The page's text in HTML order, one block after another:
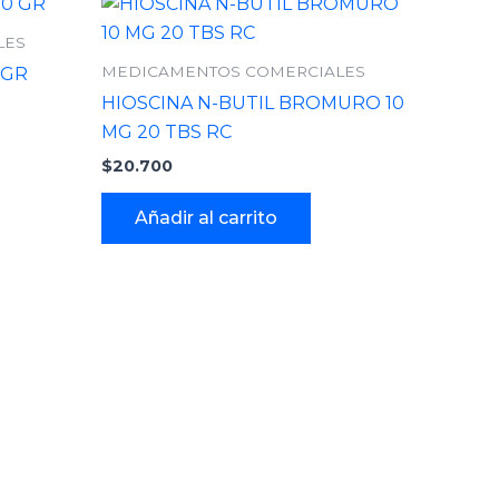
MEDICAMENTOS COMERCIALES
HIOSCINA N-BUTIL BROMURO 10
MG 20 TBS RC
$20.700
Añadir al carrito